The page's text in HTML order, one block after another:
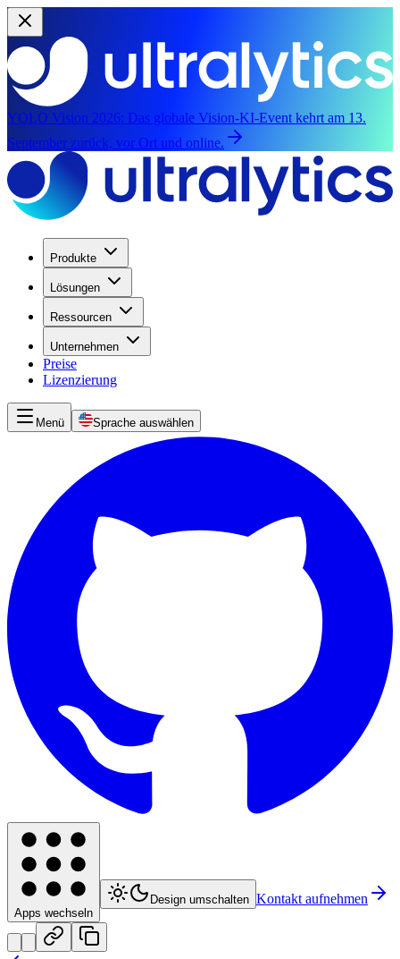
YOLO Vision 2026: Das globale Vision-KI-Event kehrt am 13.
September zurück, vor Ort und online.
Produkte
Lösungen
Ressourcen
Unternehmen
Preise
Lizenzierung
Menü Sprache auswählen
Apps wechseln
Design umschalten Kontakt aufnehmen